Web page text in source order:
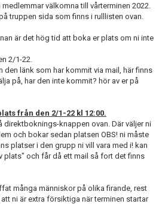
välkomna till vårterminen 2022.
truppen sida som finns i rulllisten ovan.
är det hög tid att boka er plats om ni inte
2/1-22.
länk som har kommit via mail, här finns
på, har den inte kommit? hör av er på
från den 2/1-22 kl 12:00.
direktboknings-knappen ovan. Där väljer ni
och bokar sedan platsen OBS! ni måste
platser i den grupp ni vill vara med i! kan
plats" och får då ett mail så fort det finns
många människor på olika firande, rest
ni är extra försiktiga när terminen startar